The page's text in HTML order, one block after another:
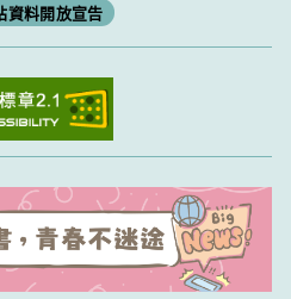
資料開放宣告